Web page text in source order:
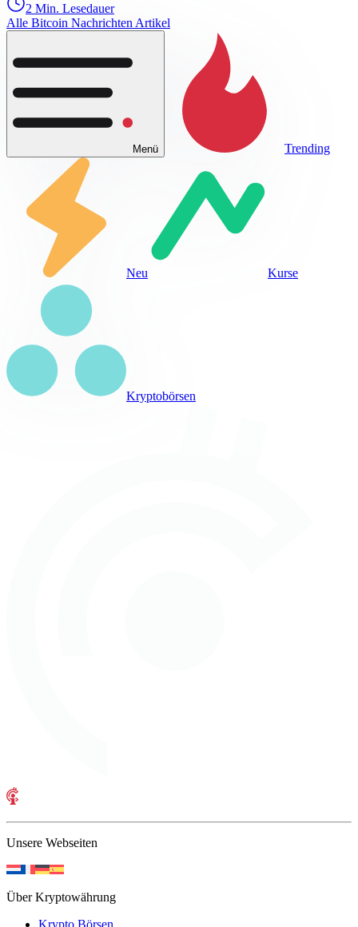
2 Min. Lesedauer
Alle Bitcoin Nachrichten Artikel
Menü Trending
Neu Kurse
Kryptobörsen
Unsere Webseiten
Über Kryptowährung
Krypto Börsen